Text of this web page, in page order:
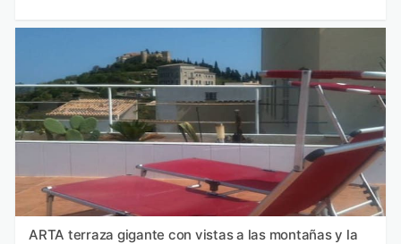
ARTA terraza gigante con vistas a las montañas y la